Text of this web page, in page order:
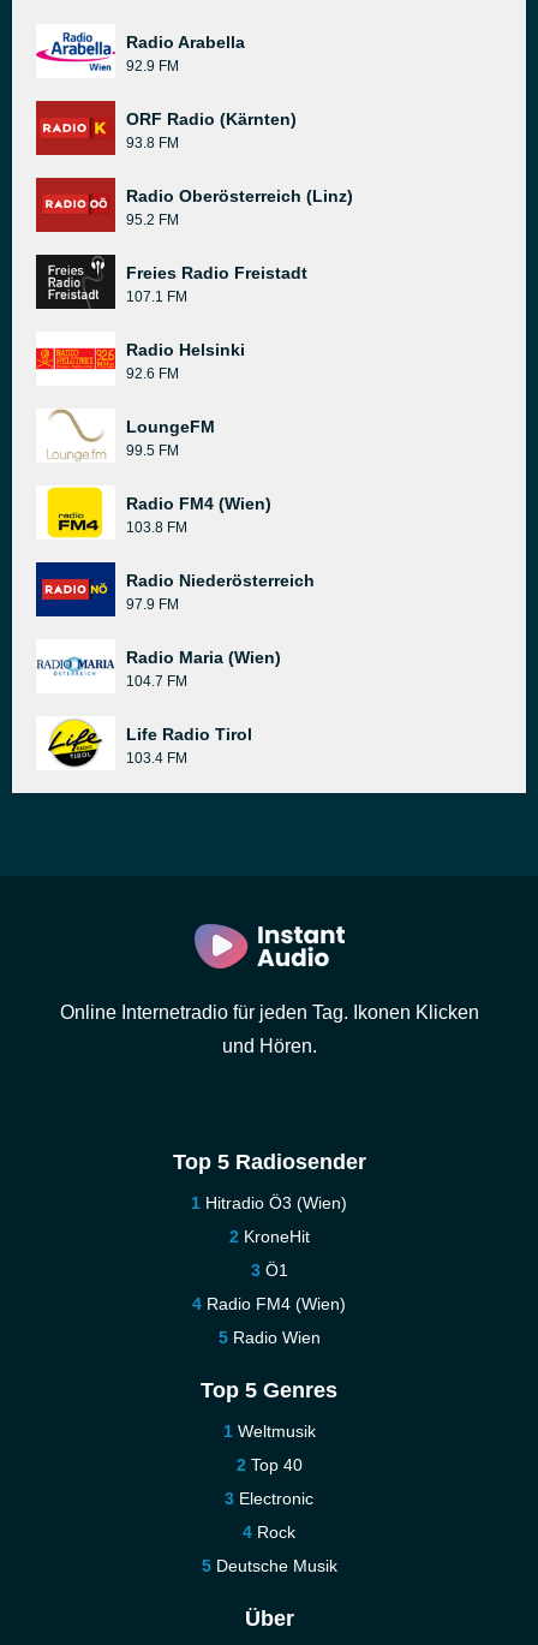
Radio Arabella
92.9 FM
ORF Radio (Kärnten)
93.8 FM
Radio Oberösterreich (Linz)
95.2 FM
Freies Radio Freistadt
107.1 FM
Radio Helsinki
92.6 FM
LoungeFM
99.5 FM
Radio FM4 (Wien)
103.8 FM
Radio Niederösterreich
97.9 FM
Radio Maria (Wien)
104.7 FM
Life Radio Tirol
103.4 FM
Online Internetradio für jeden Tag. Ikonen Klicken
und Hören.
Top 5 Radiosender
Hitradio Ö3 (Wien)
KroneHit
Ö1
Radio FM4 (Wien)
Radio Wien
Top 5 Genres
Weltmusik
Top 40
Electronic
Rock
Deutsche Musik
Über